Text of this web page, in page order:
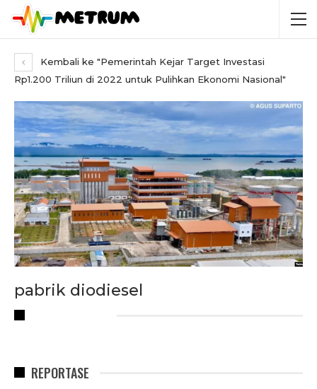
Kembali ke "Pemerintah Kejar Target Investasi
Rp1.200 Triliun di 2022 untuk Pulihkan Ekonomi Nasional"
pabrik diodiesel
REPORTASE